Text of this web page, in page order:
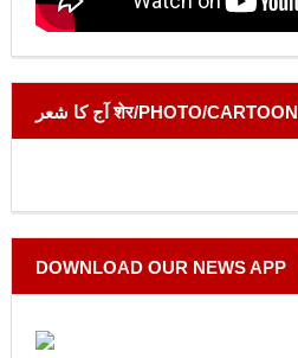
آج کا شعر शेर/PHOTO/CARTOON
DOWNLOAD OUR NEWS APP